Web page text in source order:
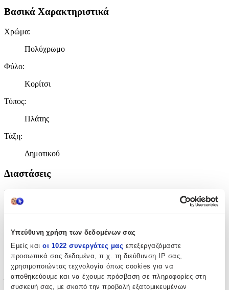
Υπεύθυνη χρήση των δεδομένων σας
Εμείς και οι 1022 συνεργάτες μας επεξεργαζόμαστε
προσωπικά σας δεδομένα, π.χ. τη διεύθυνση IP σας,
χρησιμοποιώντας τεχνολογία όπως cookies για να
αποθηκεύουμε και να έχουμε πρόσβαση σε πληροφορίες στη
συσκευή σας, με σκοπό την προβολή εξατομικευμένων
Βασικά Χαρακτηριστικά
Χρώμα:
Πολύχρωμο
Φύλο:
Κορίτσι
Τύπος:
Πλάτης
Τάξη:
Δημοτικού
Διαστάσεις
Μήκος
cm
Πλάτος:
16
cm
Ύψος